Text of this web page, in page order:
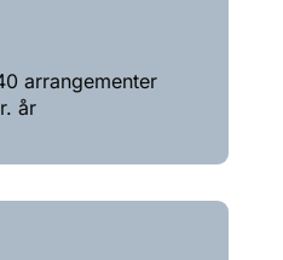
arrangementer
år